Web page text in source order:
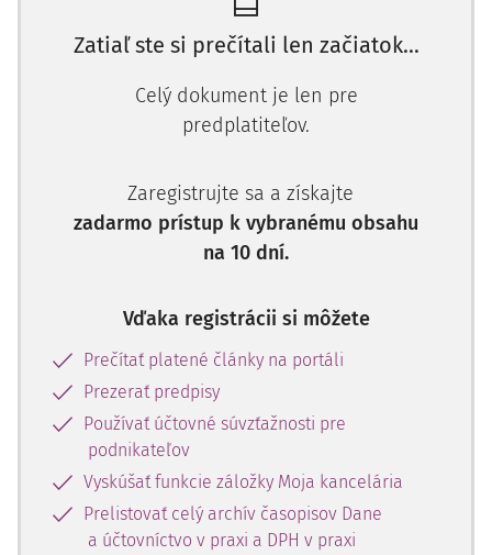
Zatiaľ ste si prečítali len začiatok...
Celý dokument je len pre
predplatiteľov.
Zaregistrujte sa a získajte
zadarmo prístup k vybranému obsahu
na 10 dní.
Vďaka registrácii si môžete
Prečítať platené články na portáli
Prezerať predpisy
Používať účtovné súvzťažnosti pre
podnikateľov
Vyskúšať funkcie záložky Moja kancelária
Prelistovať celý archív časopisov Dane
a účtovníctvo v praxi a DPH v praxi